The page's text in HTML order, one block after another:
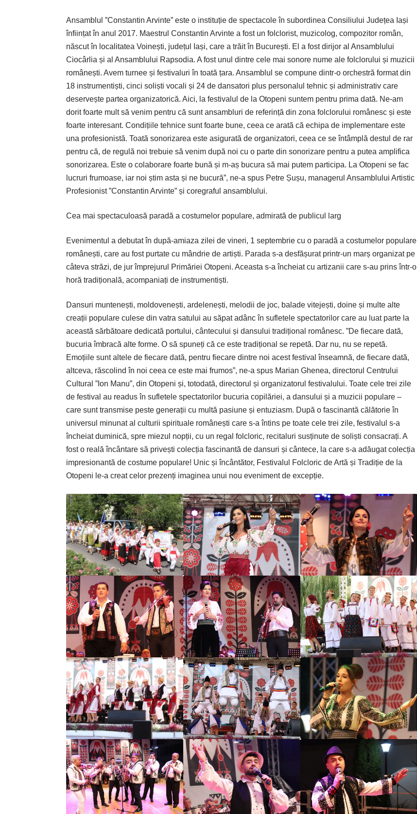
Ansamblul ”Constantin Arvinte” este o instituție de spectacole în subordinea Consiliului Județea Iași
înființat în anul 2017. Maestrul Constantin Arvinte a fost un folclorist, muzicolog, compozitor român,
născut în localitatea Voinești, județul Iași, care a trăit în București. El a fost dirijor al Ansamblului
Ciocârlia și al Ansamblului Rapsodia. A fost unul dintre cele mai sonore nume ale folclorului și muzicii
românești. Avem turnee și festivaluri în toată țara. Ansamblul se compune dintr-o orchestră format din
18 instrumentiști, cinci soliști vocali și 24 de dansatori plus personalul tehnic și administrativ care
deservește partea organizatorică. Aici, la festivalul de la Otopeni suntem pentru prima dată. Ne-am
dorit foarte mult să venim pentru că sunt ansambluri de referință din zona folclorului românesc și este
foarte interesant. Condițiile tehnice sunt foarte bune, ceea ce arată că echipa de implementare este
una profesionistă. Toată sonorizarea este asigurată de organizatori, ceea ce se întâmplă destul de rar
pentru că, de regulă noi trebuie să venim după noi cu o parte din sonorizare pentru a putea amplifica
sonorizarea. Este o colaborare foarte bună și m-aș bucura să mai putem participa. La Otopeni se fac
lucruri frumoase, iar noi știm asta și ne bucură”, ne-a spus Petre Șușu, managerul Ansamblului Artistic
Profesionist ”Constantin Arvinte” și coregraful ansamblului.
Cea mai spectaculoasă paradă a costumelor populare, admirată de publicul larg
Evenimentul a debutat în după-amiaza zilei de vineri, 1 septembrie cu o paradă a costumelor populare
românești, care au fost purtate cu mândrie de artiști. Parada s-a desfășurat printr-un marș organizat pe
câteva străzi, de jur împrejurul Primăriei Otopeni. Aceasta s-a încheiat cu artizanii care s-au prins într-o
horă tradițională, acompaniați de instrumentiști.
Dansuri muntenești, moldovenești, arde­le­nești, melodii de joc, balade vitejești, doine și multe alte
creații populare culese din vatra satului au săpat adânc în sufletele spectatorilor care au luat parte la
această sărbătoare dedicată portului, cântecului și dansului tradițional românesc. ”De fiecare dată,
bucuria îmbracă alte forme. O să spuneți că ce este tradițional se repetă. Dar nu, nu se repetă.
Emoțiile sunt altele de fiecare dată, pentru fiecare dintre noi acest festival înseamnă, de fiecare dată,
altceva, răscolind în noi ceea ce este mai frumos”, ne-a spus Marian Ghenea, directorul Centrului
Cultural ”Ion Manu”, din Otopeni și, totodată, directorul și organizatorul festivalului. Toate cele trei zile
de festival au readus în sufletele spectatorilor bucuria copilăriei, a dansului și a muzicii populare –
care sunt transmise peste generații cu multă pasiune și entuziasm. După o fascinantă călătorie în
universul minunat al culturii spirituale românești care s-a întins pe toate cele trei zile, festivalul s-a
încheiat duminică, spre miezul nopții, cu un regal folcloric, recitaluri susținute de soliști consacrați. A
fost o reală încântare să privești colecția fascinantă de dansuri și cântece, la care s-a adăugat colecția
impresionantă de costume populare! Unic și încântător, Festivalul Folcloric de Artă și Tradiție de la
Otopeni le-a creat celor prezenți imaginea unui nou eveniment de excepție.